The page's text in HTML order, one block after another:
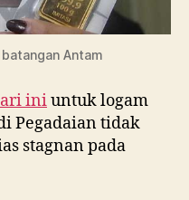
Antam
iniuntuk logam
Pegadaian tidak
stagnan pada